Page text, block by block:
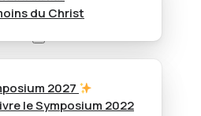
du Christ
2027
le Symposium 2022